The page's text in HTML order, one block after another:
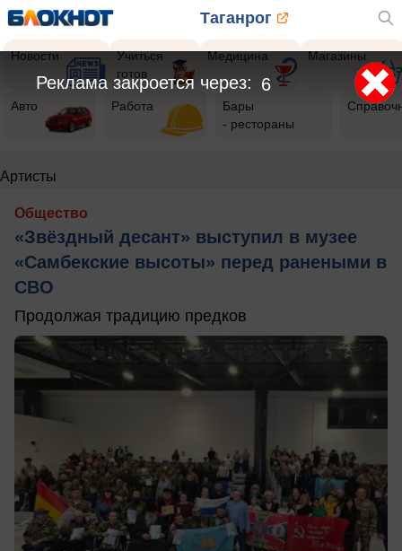
Таганрог
Новости
Учиться
готов
Медицина Магазины
Авто Работа
Бары
- рестораны
Артисты
Общество
«Звёздный десант» выступил в музее
«Самбекские высоты» перед ранеными в
СВО
Продолжая традицию предков
5
Реклама закроется через: